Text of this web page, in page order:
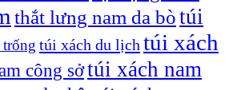
thắt lưng nam da bòtúi
túi xách du lịch túi xách
công sởtúi xách nam